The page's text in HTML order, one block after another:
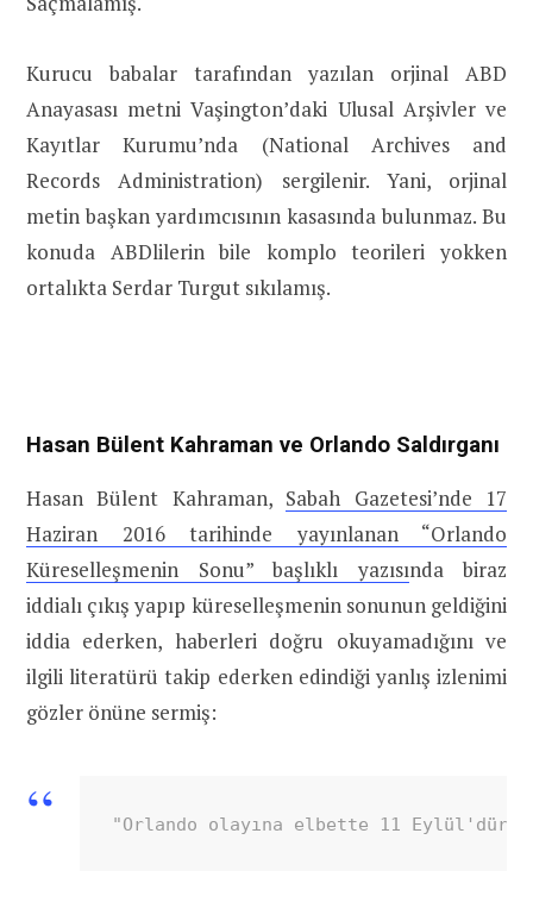
Kurucu babalar tarafından yazılan orjinal ABD
Anayasası metni Vaşington’daki Ulusal Arşivler ve
Kayıtlar Kurumu’nda (National Archives and
Records Administration) sergilenir. Yani, orjinal
metin başkan yardımcısının kasasında bulunmaz. Bu
konuda ABDlilerin bile komplo teorileri yokken
ortalıkta Serdar Turgut sıkılamış.
Hasan Bülent Kahraman ve Orlando Saldırganı
Hasan Bülent Kahraman, Sabah Gazetesi’nde 17
Haziran 2016 tarihinde yayınlanan “Orlando
Küreselleşmenin Sonu” başlıklı yazısında biraz
iddialı çıkış yapıp küreselleşmenin sonunun geldiğini
iddia ederken, haberleri doğru okuyamadığını ve
ilgili literatürü takip ederken edindiği yanlış izlenimi
gözler önüne sermiş:
"Orlando olayına elbette 11 Eylül'dür